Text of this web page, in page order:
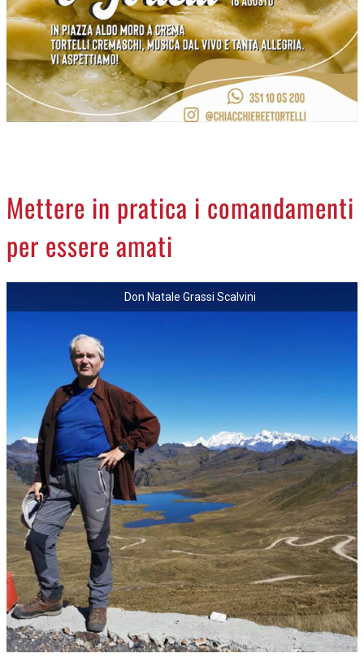
NECROLOGI
ACCEDI
Mettere in pratica i comandamenti
per essere amati
Don Natale Grassi Scalvini